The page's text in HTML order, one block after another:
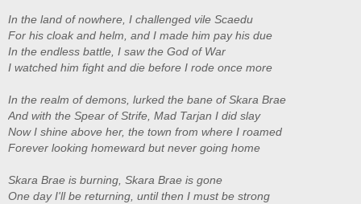
In the land of nowhere, I challenged vile Scaedu
For his cloak and helm, and I made him pay his due
In the endless battle, I saw the God of War
I watched him fight and die before I rode once more
In the realm of demons, lurked the bane of Skara Brae
And with the Spear of Strife, Mad Tarjan I did slay
Now I shine above her, the town from where I roamed
Forever looking homeward but never going home
Skara Brae is burning, Skara Brae is gone
One day I'll be returning, until then I must be strong